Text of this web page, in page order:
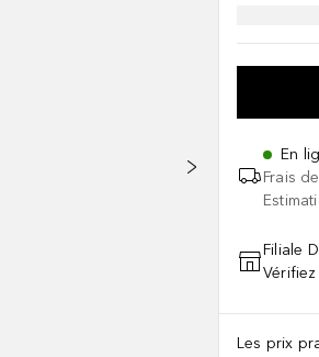
En
Frais
Filiale
Les prix